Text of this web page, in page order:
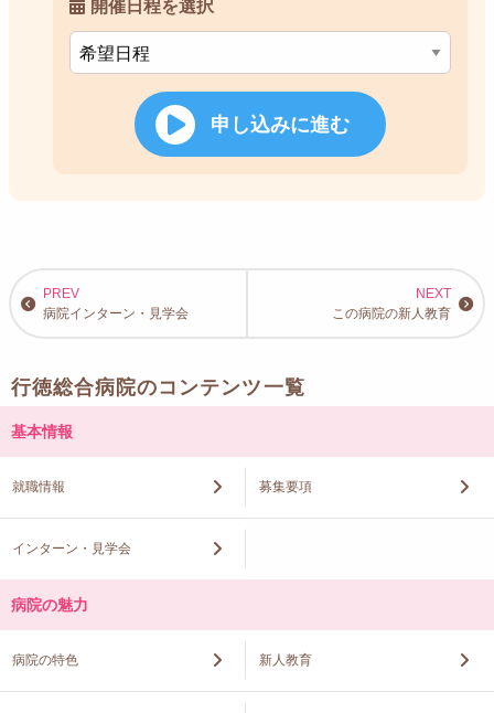
開催日程を選択
申し込みに進む
病院インターン・見学会 この病院の新人教育
行徳総合病院のコンテンツ一覧
基本情報
就職情報 募集要項
インターン・見学会
病院の魅力
病院の特色 新人教育